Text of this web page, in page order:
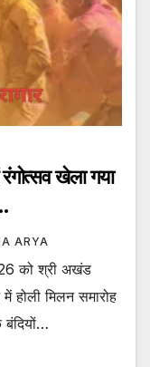
रंगोत्सव खेला गया
ARYA
को श्री अखंड
होली मिलन समारोह